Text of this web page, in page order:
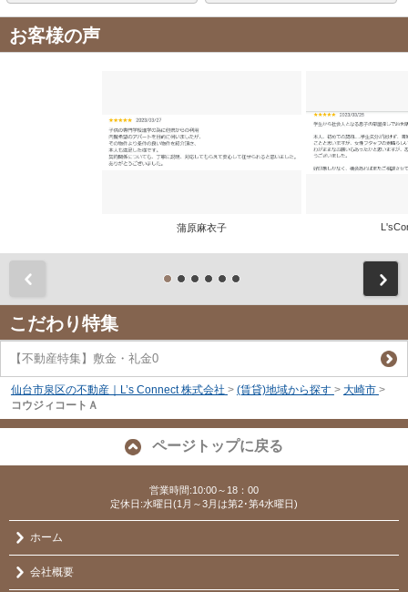
お客様の声
蒲原麻衣子
こだわり特集
【不動産特集】敷金・礼金0
仙台市泉区の不動産｜L’s Connect 株式会社 > (賃貸)地域から探す > 大崎市 >
コウジィコートＡ
ページトップに戻る
営業時間:10:00～18：00
定休日:水曜日(1月～3月は第2･第4水曜日)
ホーム
会社概要